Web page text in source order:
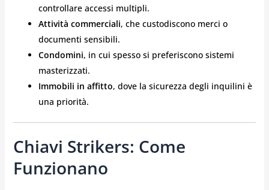
controllare accessi multipli.
Attività commerciali, che custodiscono merci o
documenti sensibili.
Condomini, in cui spesso si preferiscono sistemi
masterizzati.
Immobili in affitto, dove la sicurezza degli inquilini è
una priorità.
Chiavi Strikers: Come
Funzionano